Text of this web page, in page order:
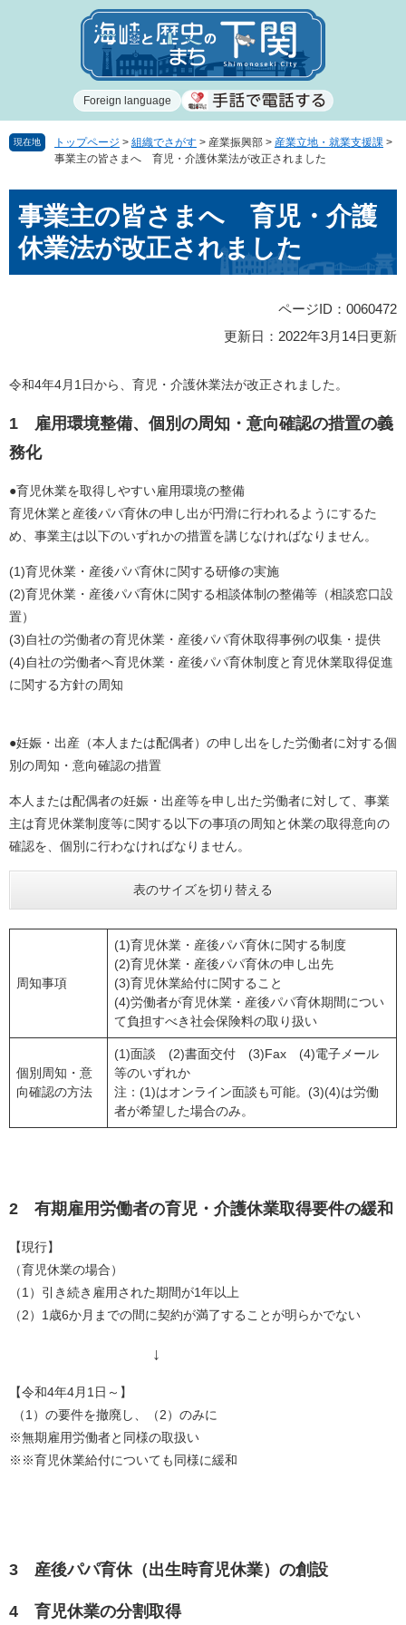
で
ば
Foreign language
現在地 トップページ > 組織でさがす > 産業振興部 > 産業立地・就業支援課 >
事業主の皆さまへ 育児・介護休業法が改正されました
文事業主の皆さまへ 育児・介護
休業法が改正されました
ページID：0060472
更新日：2022年3月14日更新
令和4年4月1日から、育児・介護休業法が改正されました。
1 雇用環境整備、個別の周知・意向確認の措置の義
務化
●育児休業を取得しやすい雇用環境の整備
育児休業と産後パパ育休の申し出が円滑に行われるようにするた
め、事業主は以下のいずれかの措置を講じなければなりません。
(1)育児休業・産後パパ育休に関する研修の実施
(2)育児休業・産後パパ育休に関する相談体制の整備等（相談窓口設
置）
(3)自社の労働者の育児休業・産後パパ育休取得事例の収集・提供
(4)自社の労働者へ育児休業・産後パパ育休制度と育児休業取得促進
に関する方針の周知
●妊娠・出産（本人または配偶者）の申し出をした労働者に対する個
別の周知・意向確認の措置
本人または配偶者の妊娠・出産等を申し出た労働者に対して、事業
主は育児休業制度等に関する以下の事項の周知と休業の取得意向の
確認を、個別に行わなければなりません。
表のサイズを切り替える
周知事項
(1)育児休業・産後パパ育休に関する制度
(2)育児休業・産後パパ育休の申し出先
(3)育児休業給付に関すること
(4)労働者が育児休業・産後パパ育休期間につい
て負担すべき社会保険料の取り扱い
個別周知・意
向確認の方法
(1)面談 (2)書面交付 (3)Fax (4)電子メール
等のいずれか
注：(1)はオンライン面談も可能。(3)(4)は労働
者が希望した場合のみ。
2 有期雇用労働者の育児・介護休業取得要件の緩和
【現行】
（育児休業の場合）
（1）引き続き雇用された期間が1年以上
（2）1歳6か月までの間に契約が満了することが明らかでない
↓
【令和4年4月1日～】
（1）の要件を撤廃し、（2）のみに
※無期雇用労働者と同様の取扱い
※※育児休業給付についても同様に緩和
3 産後パパ育休（出生時育児休業）の創設
4 育児休業の分割取得